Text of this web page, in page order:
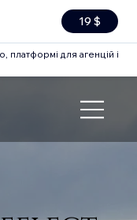
19 $
платформі для агенцій і